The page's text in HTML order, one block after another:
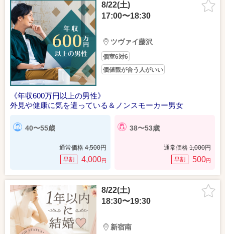
8/22(土)
17:00〜18:30
ツヴァイ藤沢
個室6対6
価値観が合う人がいい
《年収600万円以上の男性》
外見や健康に気を遣っている＆ノンスモーカー男女
40〜55歳
通常価格 4,500円
早割 4,000円
38〜53歳
通常価格 1,000円
早割 500円
8/22(土)
18:30〜19:30
新宿南